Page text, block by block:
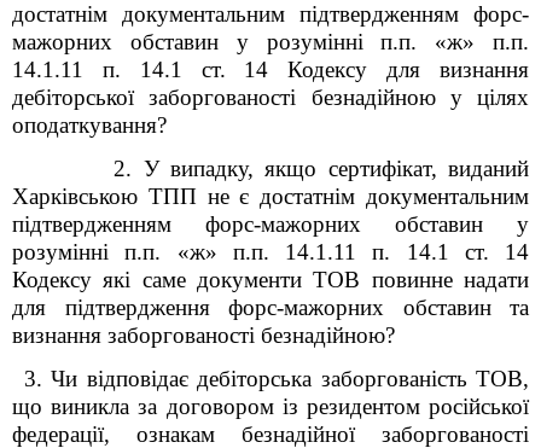
достатнім документальним підтвердженням форс-
мажорних обставин у розумінні п.п. «ж» п.п.
14.1.11 п. 14.1 ст. 14 Кодексу для визнання
дебіторської заборгованості безнадійною у цілях
оподаткування?
2. У випадку, якщо сертифікат, виданий
Харківською ТПП не є достатнім документальним
підтвердженням форс-мажорних обставин у
розумінні п.п. «ж» п.п. 14.1.11 п. 14.1 ст. 14
Кодексу які саме документи ТОВ повинне надати
для підтвердження форс-мажорних обставин та
визнання заборгованості безнадійною?
3. Чи відповідає дебіторська заборгованість ТОВ,
що виникла за договором із резидентом російської
федерації, ознакам безнадійної заборгованості